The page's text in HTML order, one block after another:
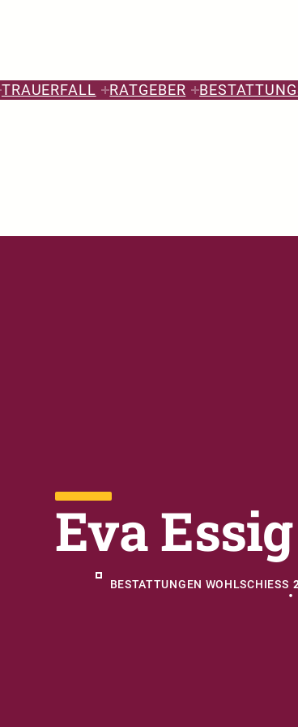
TRAUERFALL RATGEBER
Eva Essig
BESTATTUNGEN WOHLSCHIESS
•